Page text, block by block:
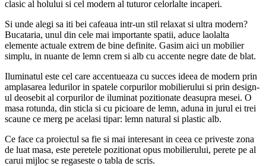
clasic al holului si cel modern al tuturor celorlalte incaperi.
Si unde alegi sa iti bei cafeaua intr-un stil relaxat si ultra modern?
Bucataria, unul din cele mai importante spatii, aduce laolalta
elemente actuale extrem de bine definite. Gasim aici un mobilier
simplu, in nuante de lemn crem si alb cu accente negre date de blat.
Iluminatul este cel care accentueaza cu succes ideea de modern prin
amplasarea ledurilor in spatele corpurilor mobilierului si prin design-
ul deosebit al corpurilor de iluminat pozitionate deasupra mesei. O
masa rotunda, din sticla si cu picioare de lemn, aduna in jurul ei trei
scaune ce merg pe acelasi tipar: lemn natural si plastic alb.
Ce face ca proiectul sa fie si mai interesant in ceea ce priveste zona
de luat masa, este peretele pozitionat opus mobilierului, perete pe al
carui mijloc se regaseste o tabla de scris.